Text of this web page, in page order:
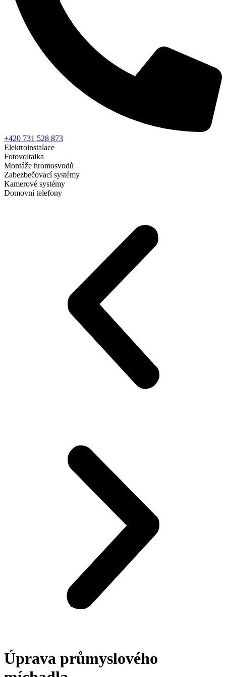
+420 731 528 873
Elektroinstalace
Fotovoltaika
Montáže hromosvodů
Zabezbečovací systémy
Kamerové systémy
Domovní telefony
Úprava průmyslového